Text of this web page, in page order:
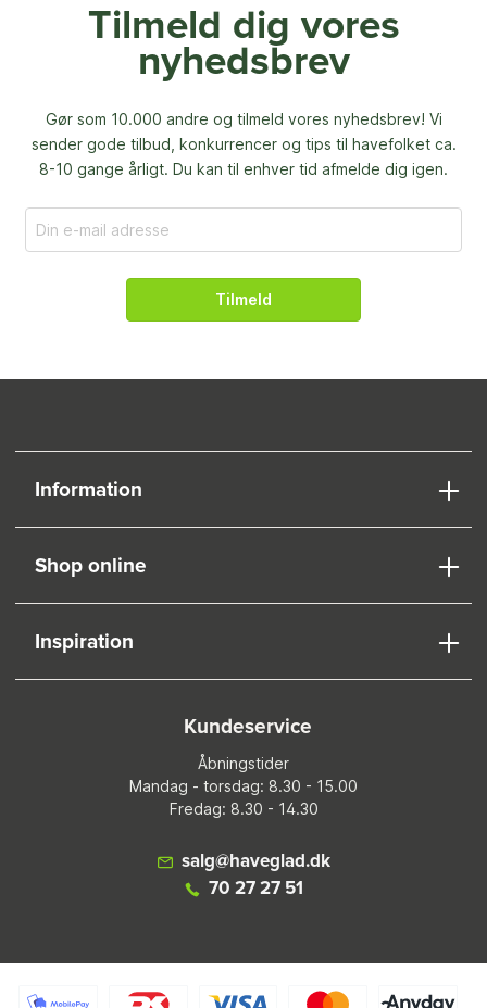
Tilmeld dig vores
nyhedsbrev
Gør som 10.000 andre og tilmeld vores nyhedsbrev! Vi
sender gode tilbud, konkurrencer og tips til havefolket ca.
8-10 gange årligt. Du kan til enhver tid afmelde dig igen.
Tilmeld
Information
Shop online
Inspiration
Kundeservice
Åbningstider
Mandag - torsdag: 8.30 - 15.00
Fredag: 8.30 - 14.30
salg@haveglad.dk
70 27 27 51